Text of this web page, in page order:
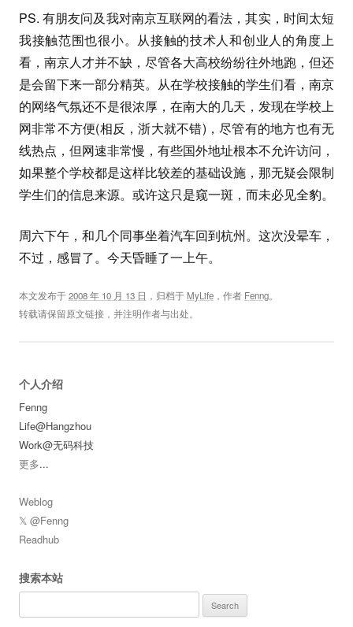
PS. 有朋友问及我对南京互联网的看法，其实，时间太短
我接触范围也很小。从接触的技术人和创业人的角度上
看，南京人才并不缺，尽管各大高校纷纷往外地跑，但还
是会留下来一部分精英。从在学校接触的学生们看，南京
的网络气氛还不是很浓厚，在南大的几天，发现在学校上
网非常不方便(相反，浙大就不错)，尽管有的地方也有无
线热点，但网速非常慢，有些国外地址根本不允许访问，
如果整个学校都是这样比较差的基础设施，那无疑会限制
学生们的信息来源。或许这只是窥一斑，而未必见全豹。
周六下午，和几个同事坐着汽车回到杭州。这次没晕车，
不过，感冒了。今天昏睡了一上午。
本文发布于2008 年 10 月 13 日 ，归档于 MyLife ，作者 Fenng。
转载请保留原文链接，并注明作者与出处。
个人介绍
Fenng
Life@Hangzhou
Work@无码科技
更多...
Weblog
𝕏 @Fenng
Readhub
搜索本站
for: